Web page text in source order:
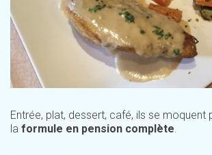
Entrée, plat, dessert, café, ils se moquent
la formule en pension complète